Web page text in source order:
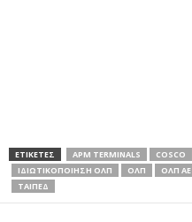
ΕΤΙΚΕΤΕΣ APM TERMINALS COSCO
ΙΔΙΩΤΙΚΟΠΟΙΗΣΗ ΟΛΠ
ΟΛΠ ΟΛΠ ΑΕ
ΤΑΙΠΕΔ